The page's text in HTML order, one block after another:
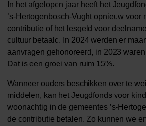
In het afgelopen jaar heeft het
’s-Hertogenbosch-Vught opnieuw voor
contributie of het lesgeld voor
cultuur betaald. In 2024 werden er
aanvragen gehonoreerd, in 2023
Dat is een groei van ruim 15%.
Wanneer ouders beschikken over te
middelen, kan het Jeugdfonds voor
woonachtig in de gemeentes ’s-
de contributie betalen. Zo kunnen we